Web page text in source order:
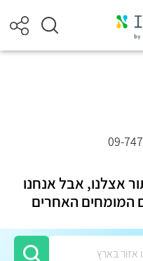
09-
אצלנו, אבל אנחנו
המומחים האחרים